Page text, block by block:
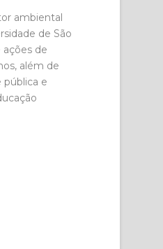
ambiental
de São
ações de
além de
pública e